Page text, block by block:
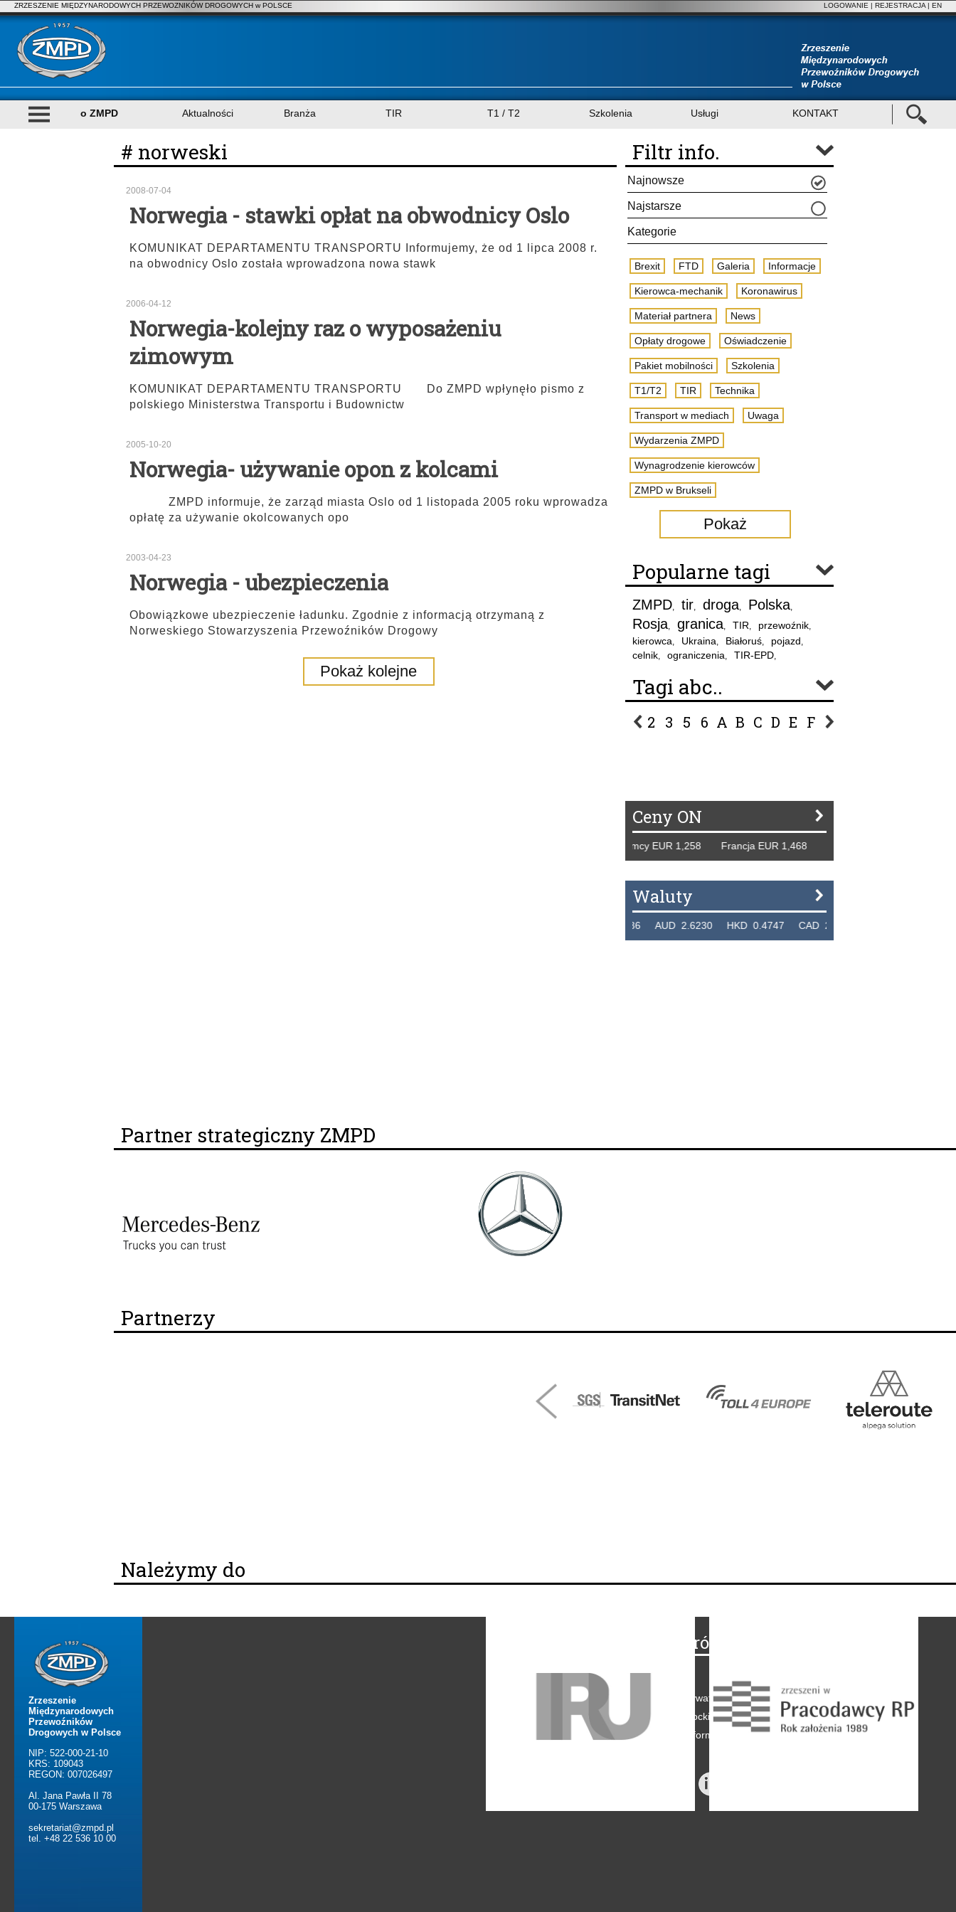
ZRZESZENIE MIĘDZYNARODOWYCH PRZEWOZNIKÓW DROGOWYCH w POLSCE LOGOWANIE | REJESTRACJA | EN
o ZMPD Aktualności Branża TIR T1 / T2 Szkolenia Usługi KONTAKT
# norweski
2008-07-04
Norwegia - stawki opłat na obwodnicy Oslo
KOMUNIKAT DEPARTAMENTU TRANSPORTU Informujemy, że od 1 lipca 2008 r.
na obwodnicy Oslo została wprowadzona nowa stawk
2006-04-12
Norwegia-kolejny raz o wyposażeniu
zimowym
KOMUNIKAT DEPARTAMENTU TRANSPORTU Do ZMPD wpłynęło pismo z
polskiego Ministerstwa Transportu i Budownictw
2005-10-20
Norwegia- używanie opon z kolcami
ZMPD informuje, że zarząd miasta Oslo od 1 listopada 2005 roku wprowadza
opłatę za używanie okolcowanych opo
2003-04-23
Norwegia - ubezpieczenia
Obowiązkowe ubezpieczenie ładunku. Zgodnie z informacją otrzymaną z
Norweskiego Stowarzyszenia Przewoźników Drogowy
Pokaż kolejne
Filtr info.
Najnowsze
Najstarsze
Kategorie
Brexit FTD Galeria Informacje
Kierowca-mechanik Koronawirus
Materiał partnera News
Opłaty drogowe Oświadczenie
Pakiet mobilności Szkolenia
T1/T2 TIR Technika
Transport w mediach Uwaga
Wydarzenia ZMPD
Wynagrodzenie kierowców
ZMPD w Brukseli
Pokaż
Popularne tagi
ZMPD, tir, droga, Polska,
Rosja, granica, TIR, przewoźnik,
kierowca, Ukraina, Białoruś, pojazd,
celnik, ograniczenia, TIR-EPD,
Tagi abc..
2 3 5 6 A B C D E F G
Ceny ON
Tydzień 42/2019 r. Niemcy EUR 1,258 Francja EUR 1,468 Hiszpania EUR 1,229 WB
Waluty
THB 0.1126 USD 3.7236 AUD 2.6230 HKD 0.4747 CAD 2.6581 NZD 2.1889
Partner strategiczny ZMPD
Partnerzy
Należymy do
Zrzeszenie
Międzynarodowych
Przewoźników
Drogowych w Polsce
NIP: 522-000-21-10
KRS: 109043
REGON: 007026497
Al. Jana Pawła II 78
00-175 Warszawa
sekretariat@zmpd.pl
tel. +48 22 536 10 00
Na skróty
Polityka prywatności
Polityka coockies
-Klauzule informacyjne